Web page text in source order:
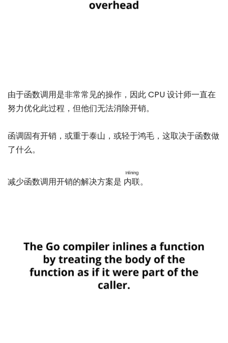
由于函数调用是非常常见的操作，因此 CPU 设计师一直在
努力优化此过程，但他们无法消除开销。
函调固有开销，或重于泰山，或轻于鸿毛，这取决于函数做
了什么。
减少函数调用开销的解决方案是 内联
Inlining
。